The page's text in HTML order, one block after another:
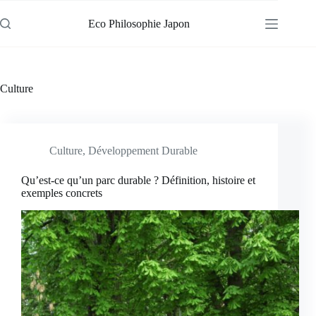
au
contenu
Eco Philosophie Japon
Culture
Culture, Développement Durable
Qu’est-ce qu’un parc durable ? Définition, histoire et
exemples concrets